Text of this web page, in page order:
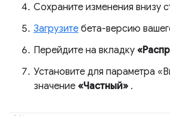
Сохраните изменения внизу
Загрузите бета-версию
Перейдите на вкладку
Установите для параметра
значение «Частный» .